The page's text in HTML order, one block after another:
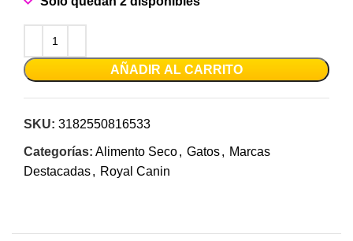
AÑADIR AL CARRITO
SKU: 3182550816533
Categorías: Alimento Seco, Gatos, Marcas
Destacadas, Royal Canin